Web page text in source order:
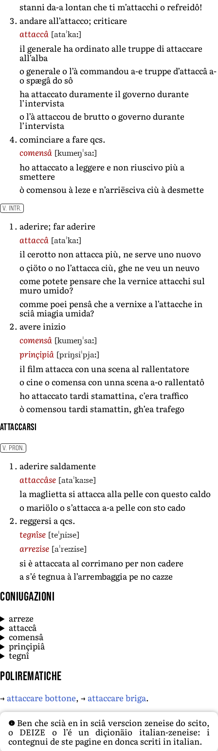
stanni da-a lontan che ti m’attacchi o refreidô!
andare all’attacco; criticare
attaccâ [ataˈkaː]
il generale ha ordinato alle truppe di attaccare
all’alba
o generale o l’à commandou a-e truppe d’attaccâ a-
o spægâ do sô
ha attaccato duramente il governo durante
l’intervista
o l’à attaccou de brutto o governo durante
l’intervista
cominciare a fare qcs.
comensâ [kumeŋˈsaː]
ho attaccato a leggere e non riuscivo più a
smettere
ò comensou à leze e n’arriësciva ciù à desmette
V. INTR.
aderire; far aderire
attaccâ [ataˈkaː]
il cerotto non attacca più, ne serve uno nuovo
o çiöto o no l’attacca ciù, ghe ne veu un neuvo
come potete pensare che la vernice attacchi sul
muro umido?
comme poei pensâ che a vernixe a l’attacche in
sciâ miagia umida?
avere inizio
comensâ [kumeŋˈsaː]
prinçipiâ [priŋsiˈpjaː]
il film attacca con una scena al rallentatore
o cine o comensa con unna scena a-o rallentatô
ho attaccato tardi stamattina, c’era traffico
ò comensou tardi stamattin, gh’ea trafego
attaccarsi
V. PRON.
aderire saldamente
attaccâse [ataˈkaːse]
la maglietta si attacca alla pelle con questo caldo
o mariölo o s’attacca a-a pelle con sto cado
reggersi a qcs.
tegnîse [teˈɲiːse]
arrezise [aˈreːzise]
si è attaccata al corrimano per non cadere
a s’é tegnua à l’arrembaggia pe no cazze
Coniugazioni
arreze
attaccâ
comensâ
prinçipiâ
tegnî
Polirematiche
→ attaccare bottone, → attaccare briga.
Ben che scià en in sciâ verscion zeneise do scito,
o DEIZE o l’é un diçionäio italian-zeneise: i
contegnui de ste pagine en donca scriti in italian.